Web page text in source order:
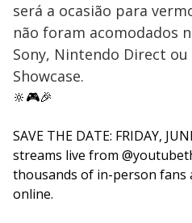
será a ocasião para
não foram acomodados
Sony, Nintendo Direct ou
Showcase.
🔆🎮🎉
SAVE THE DATE: FRIDAY,
streams live from
thousands of in-person fans
online.